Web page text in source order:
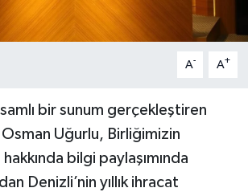
A- A+
bir sunum gerçekleştiren
Osman Uğurlu, Birliğimizin
hakkında bilgi paylaşımında
Denizli’nin yıllık ihracat